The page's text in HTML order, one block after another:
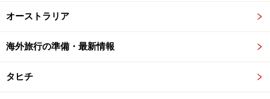
オーストラリア
海外旅行の準備・最新情報
タヒチ